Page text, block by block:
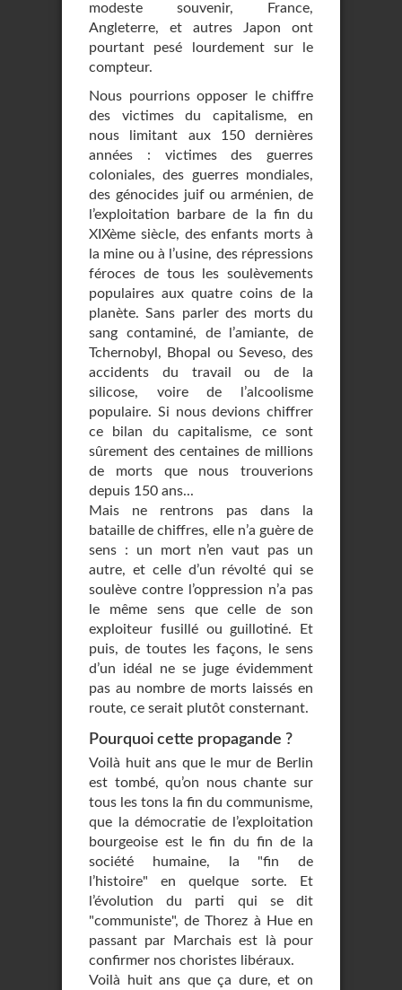
modeste souvenir, France,
Angleterre, et autres Japon ont
pourtant pesé lourdement sur le
compteur.
Nous pourrions opposer le chiffre
des victimes du capitalisme, en
nous limitant aux 150 dernières
années : victimes des guerres
coloniales, des guerres mondiales,
des génocides juif ou arménien, de
l’exploitation barbare de la fin du
XIXème siècle, des enfants morts à
la mine ou à l’usine, des répressions
féroces de tous les soulèvements
populaires aux quatre coins de la
planète. Sans parler des morts du
sang contaminé, de l’amiante, de
Tchernobyl, Bhopal ou Seveso, des
accidents du travail ou de la
silicose, voire de l’alcoolisme
populaire. Si nous devions chiffrer
ce bilan du capitalisme, ce sont
sûrement des centaines de millions
de morts que nous trouverions
depuis 150 ans...
Mais ne rentrons pas dans la
bataille de chiffres, elle n’a guère de
sens : un mort n’en vaut pas un
autre, et celle d’un révolté qui se
soulève contre l’oppression n’a pas
le même sens que celle de son
exploiteur fusillé ou guillotiné. Et
puis, de toutes les façons, le sens
d’un idéal ne se juge évidemment
pas au nombre de morts laissés en
route, ce serait plutôt consternant.
Pourquoi cette propagande ?
Voilà huit ans que le mur de Berlin
est tombé, qu’on nous chante sur
tous les tons la fin du communisme,
que la démocratie de l’exploitation
bourgeoise est le fin du fin de la
société humaine, la "fin de
l’histoire" en quelque sorte. Et
l’évolution du parti qui se dit
"communiste", de Thorez à Hue en
passant par Marchais est là pour
confirmer nos choristes libéraux.
Voilà huit ans que ça dure, et on